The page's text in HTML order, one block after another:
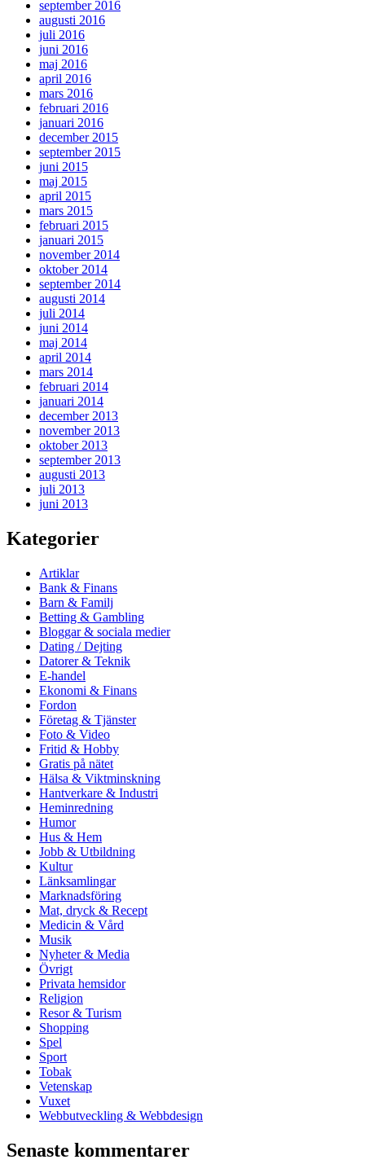
september 2016
augusti 2016
juli 2016
juni 2016
maj 2016
april 2016
mars 2016
februari 2016
januari 2016
december 2015
september 2015
juni 2015
maj 2015
april 2015
mars 2015
februari 2015
januari 2015
november 2014
oktober 2014
september 2014
augusti 2014
juli 2014
juni 2014
maj 2014
april 2014
mars 2014
februari 2014
januari 2014
december 2013
november 2013
oktober 2013
september 2013
augusti 2013
juli 2013
juni 2013
Kategorier
Artiklar
Bank & Finans
Barn & Familj
Betting & Gambling
Bloggar & sociala medier
Dating / Dejting
Datorer & Teknik
E-handel
Ekonomi & Finans
Fordon
Företag & Tjänster
Foto & Video
Fritid & Hobby
Gratis på nätet
Hälsa & Viktminskning
Hantverkare & Industri
Heminredning
Humor
Hus & Hem
Jobb & Utbildning
Kultur
Länksamlingar
Marknadsföring
Mat, dryck & Recept
Medicin & Vård
Musik
Nyheter & Media
Övrigt
Privata hemsidor
Religion
Resor & Turism
Shopping
Spel
Sport
Tobak
Vetenskap
Vuxet
Webbutveckling & Webbdesign
Senaste kommentarer